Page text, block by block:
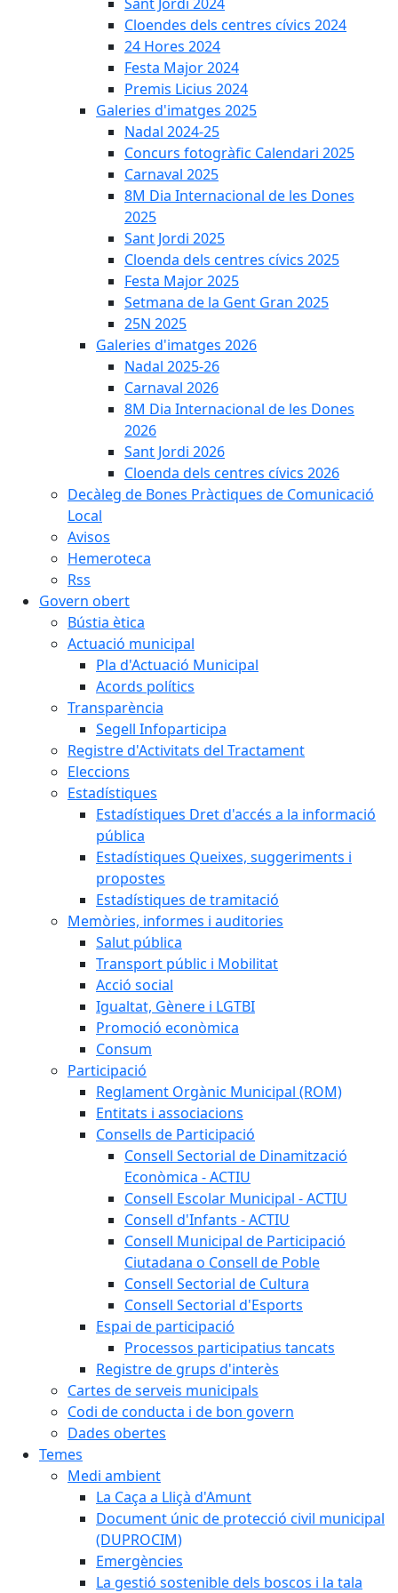
Cloendes dels centres cívics 2024
24 Hores 2024
Festa Major 2024
Premis Licius 2024
Galeries d'imatges 2025
Nadal 2024-25
Concurs fotogràfic Calendari 2025
Carnaval 2025
8M Dia Internacional de les Dones
2025
Sant Jordi 2025
Cloenda dels centres cívics 2025
Festa Major 2025
Setmana de la Gent Gran 2025
25N 2025
Galeries d'imatges 2026
Nadal 2025-26
Carnaval 2026
8M Dia Internacional de les Dones
2026
Sant Jordi 2026
Cloenda dels centres cívics 2026
Decàleg de Bones Pràctiques de Comunicació
Local
Avisos
Hemeroteca
Rss
Govern obert
Bústia ètica
Actuació municipal
Pla d'Actuació Municipal
Acords polítics
Transparència
Segell Infoparticipa
Registre d'Activitats del Tractament
Eleccions
Estadístiques
Estadístiques Dret d'accés a la informació
pública
Estadístiques Queixes, suggeriments i
propostes
Estadístiques de tramitació
Memòries, informes i auditories
Salut pública
Transport públic i Mobilitat
Acció social
Igualtat, Gènere i LGTBI
Promoció econòmica
Consum
Participació
Reglament Orgànic Municipal (ROM)
Entitats i associacions
Consells de Participació
Consell Sectorial de Dinamització
Econòmica - ACTIU
Consell Escolar Municipal - ACTIU
Consell d'Infants - ACTIU
Consell Municipal de Participació
Ciutadana o Consell de Poble
Consell Sectorial de Cultura
Consell Sectorial d'Esports
Espai de participació
Processos participatius tancats
Registre de grups d'interès
Cartes de serveis municipals
Codi de conducta i de bon govern
Dades obertes
Temes
Medi ambient
La Caça a Lliçà d'Amunt
Document únic de protecció civil municipal
(DUPROCIM)
Emergències
La gestió sostenible dels boscos i la tala